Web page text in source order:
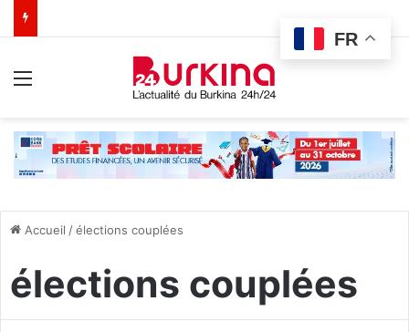
Accueil /élections couplées
élections couplées
FR